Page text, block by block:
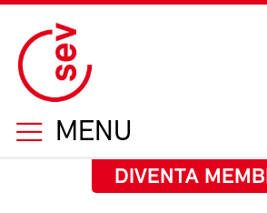
MENU
DIVENTA